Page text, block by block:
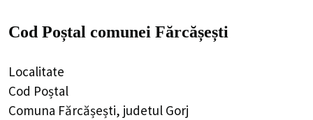
Cod Poștal comunei Fărcășești
Localitate
Cod Poștal
Comuna Fărcășești, judetul Gorj